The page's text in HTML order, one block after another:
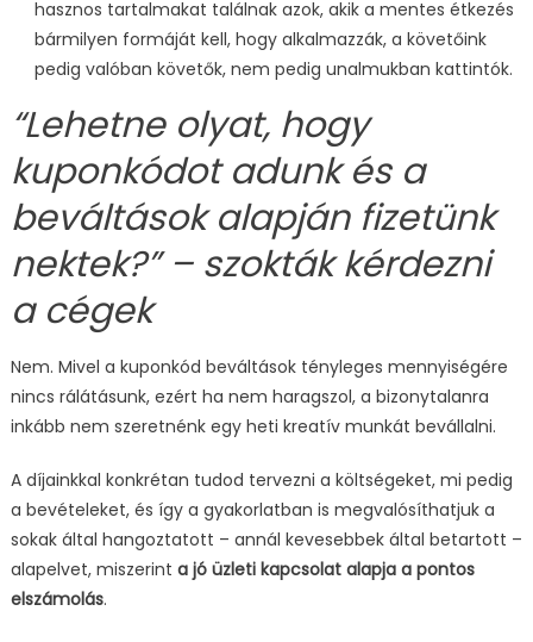
hasznos tartalmakat találnak azok, akik a mentes étkezés
bármilyen formáját kell, hogy alkalmazzák, a követőink
pedig valóban követők, nem pedig unalmukban kattintók.
“Lehetne olyat, hogy
kuponkódot adunk és a
beváltások alapján fizetünk
nektek?” – szokták kérdezni
a cégek
Nem. Mivel a kuponkód beváltások tényleges mennyiségére
nincs rálátásunk, ezért ha nem haragszol, a bizonytalanra
inkább nem szeretnénk egy heti kreatív munkát bevállalni.
A díjainkkal konkrétan tudod tervezni a költségeket, mi pedig
a bevételeket, és így a gyakorlatban is megvalósíthatjuk a
sokak által hangoztatott – annál kevesebbek által betartott –
alapelvet, miszerint a jó üzleti kapcsolat alapja a pontos
elszámolás.